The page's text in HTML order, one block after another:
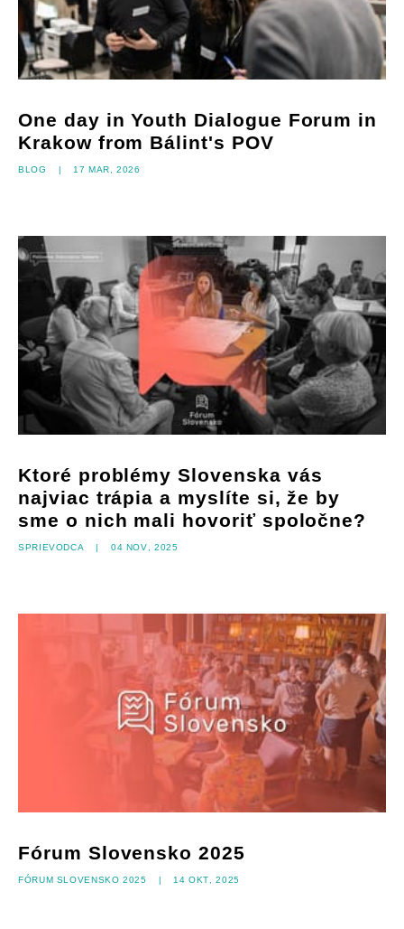
One day in Youth Dialogue Forum in
Krakow from Bálint's POV
Blog | 17 mar, 2026
Ktoré problémy Slovenska vás
najviac trápia a myslíte si, že by
sme o nich mali hovoriť spoločne?
Sprievodca | 04 nov, 2025
Fórum Slovensko 2025
Fórum Slovensko 2025 | 14 okt, 2025